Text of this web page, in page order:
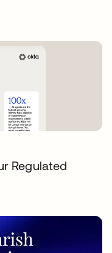
Regulated